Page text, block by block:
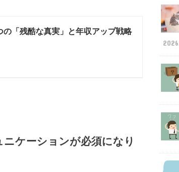
「残酷な真実」と年収アップ戦略
ケーションが必須になり